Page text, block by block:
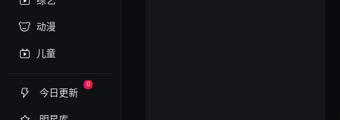
动漫
儿童
今日更新
0